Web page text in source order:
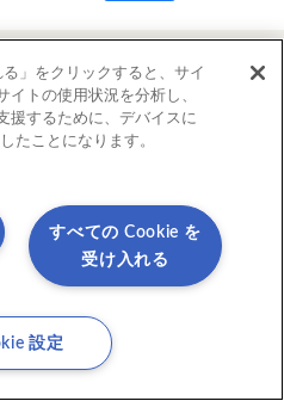
この記事を書いた人
までライターとして活動。学習情報
広報・PRの知見を活かし、各種レ
手掛ける。IT企業・スタートアップ
活動中。
る」をクリックすると、サイ
イトの使用状況を分析し、
援するために、デバイスに
たことになります。
すべての Cookie を
受け入れる
設定